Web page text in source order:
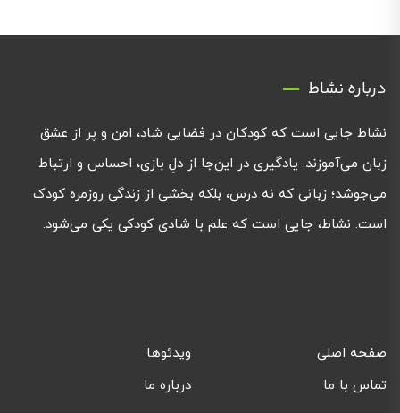
درباره نشاط
نشاط جایی است که کودکان در فضایی شاد، امن و پر از عشق
زبان می‌آموزند. یادگیری در این‌جا از دلِ بازی، احساس و ارتباط
می‌جوشد؛ زبانی که نه درس، بلکه بخشی از زندگی روزمره کودک
است. نشاط، جایی است که علم با شادی کودکی یکی می‌شود.
صفحه اصلی
ویدئوها
تماس با ما
درباره ما